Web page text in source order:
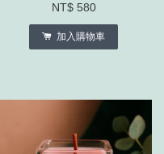
NT$ 580
加入購物車